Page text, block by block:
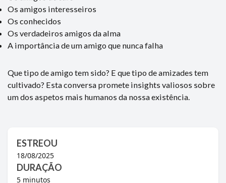
Os amigos interesseiros
Os conhecidos
Os verdadeiros amigos da alma
A importância de um amigo que nunca falha
Que tipo de amigo tem sido? E que tipo de amizades tem
cultivado? Esta conversa promete insights valiosos sobre
um dos aspetos mais humanos da nossa existência.
ESTREOU
18/08/2025
DURAÇÃO
5 minutos